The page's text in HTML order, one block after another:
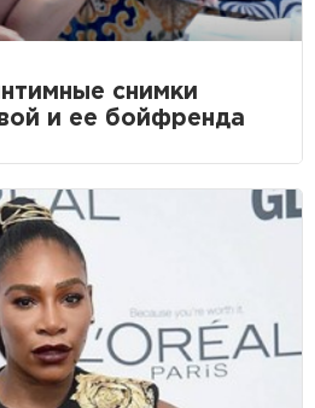
снимки
и ее бойфренда